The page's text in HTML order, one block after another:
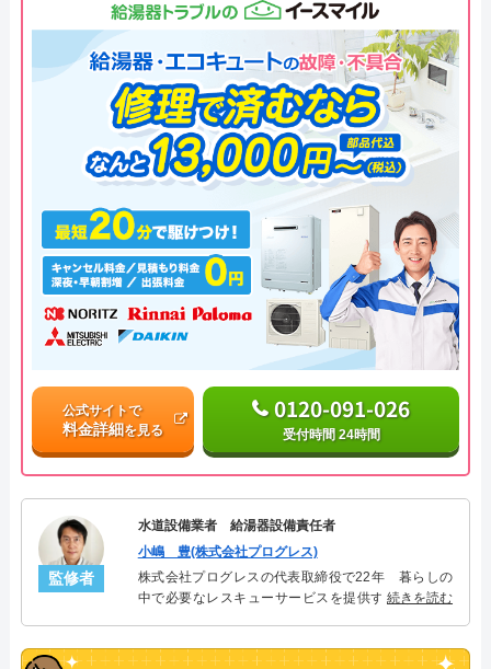
公式サイトで
料金詳細を見る
0120-091-026
受付時間 24時間
監修者
水道設備業者 給湯器設備責任者
小嶋 豊(株式会社プログレス)
株式会社プログレスの代表取締役で22年 暮らしの
中で必要なレスキューサービスを提供する株式会社
決。多くのお客様に信頼される「給湯器」のスペシ
続きを読む